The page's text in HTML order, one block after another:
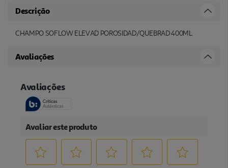
Descrição
CHAMPO SOFLOW ELEVAD POROSIDAD/QUEBRAD 400ML
Avaliações